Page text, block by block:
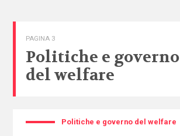
PAGINA 3
Politiche e governo
del welfare
Politiche e governo del welfare